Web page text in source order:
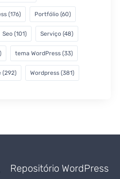
(176) Portfólio (60)
Seo (101) Serviço (48)
tema WordPress (33)
(292) Wordpress (381)
Repositório WordPress